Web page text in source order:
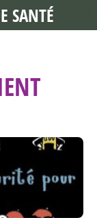
SANTÉ